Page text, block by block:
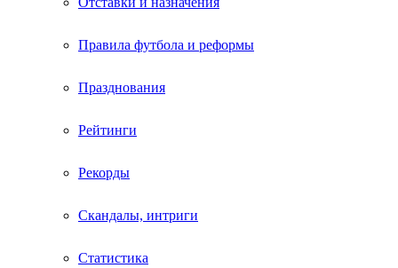
Правила футбола и реформы
Празднования
Рейтинги
Рекорды
Скандалы, интриги
Статистика